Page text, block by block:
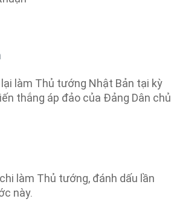
làm Thủ tướng Nhật Bản tại kỳ
thắng áp đảo của Đảng Dân chủ
làm Thủ tướng, đánh dấu lần
này.